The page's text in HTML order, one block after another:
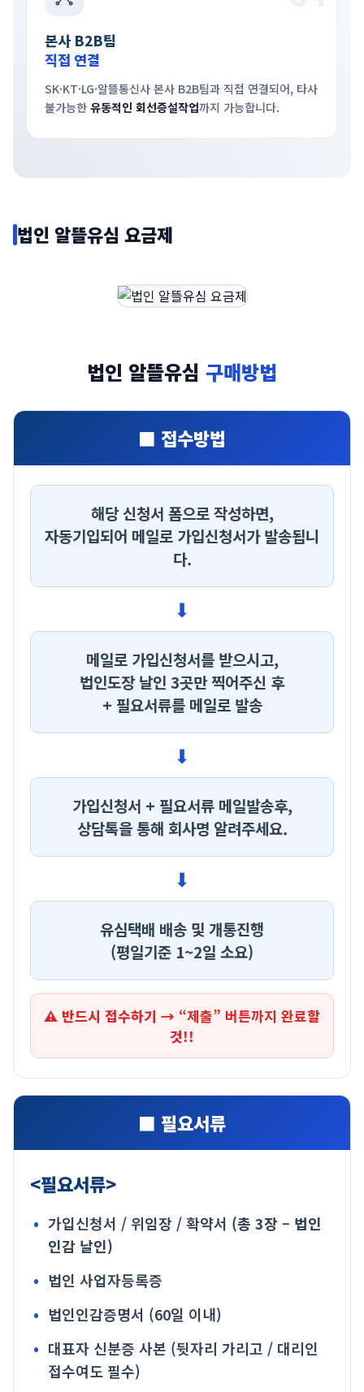
본사 B2B팀
직접 연결
SK·KT·LG·알뜰통신사 본사 B2B팀과 직접 연결되어, 타사
불가능한 유동적인 회선증설작업까지 가능합니다.
법인 알뜰유심 요금제
법인 알뜰유심 구매방법
■ 접수방법
해당 신청서 폼으로 작성하면,
자동기입되어 메일로 가입신청서가 발송됩니
다.
⬇
메일로 가입신청서를 받으시고,
법인도장 날인 3곳만 찍어주신 후
+ 필요서류를 메일로 발송
⬇
가입신청서 + 필요서류 메일발송후,
상담톡을 통해 회사명 알려주세요.
⬇
유심택배 배송 및 개통진행
(평일기준 1~2일 소요)
⚠ 반드시 접수하기 → “제출” 버튼까지 완료할
것!!
■ 필요서류
<필요서류>
가입신청서 / 위임장 / 확약서 (총 3장 – 법인
인감 날인)
법인 사업자등록증
법인인감증명서 (60일 이내)
대표자 신분증 사본 (뒷자리 가리고 / 대리인
접수여도 필수)